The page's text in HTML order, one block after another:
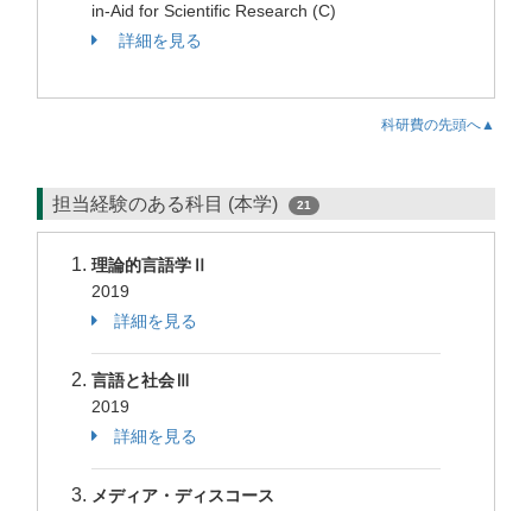
in-Aid for Scientific Research (C)
詳細を見る
科研費の先頭へ▲
担当経験のある科目 (本学) 21
理論的言語学Ⅱ
2019
詳細を見る
言語と社会Ⅲ
2019
詳細を見る
メディア・ディスコース